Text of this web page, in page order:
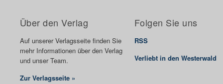
Über den Verlag
Auf unserer Verlagsseite finden Sie
mehr Informationen über den Verlag
und unser Team.
Zur Verlagsseite »
Folgen Sie uns
RSS
Verliebt in den Westerwald